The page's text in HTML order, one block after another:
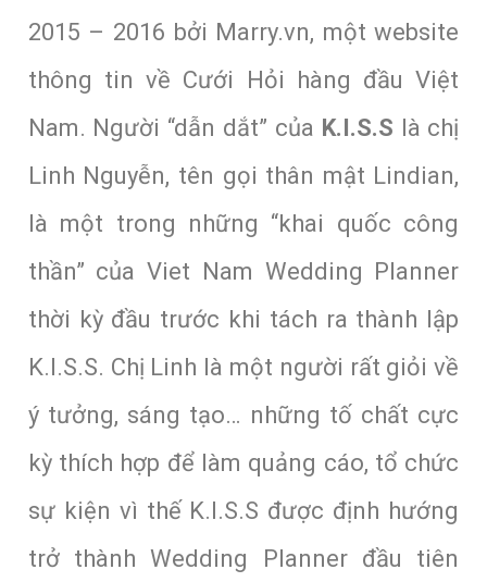
2015 – 2016 bởi Marry.vn, một website
thông tin về Cưới Hỏi hàng đầu Việt
Nam. Người “dẫn dắt” của K.I.S.S là chị
Linh Nguyễn, tên gọi thân mật Lindian,
là một trong những “khai quốc công
thần” của Viet Nam Wedding Planner
thời kỳ đầu trước khi tách ra thành lập
K.I.S.S. Chị Linh là một người rất giỏi về
ý tưởng, sáng tạo… những tố chất cực
kỳ thích hợp để làm quảng cáo, tổ chức
sự kiện vì thế K.I.S.S được định hướng
trở thành Wedding Planner đầu tiên